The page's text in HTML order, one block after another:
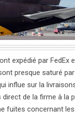
expédié par FedEx
presque saturé
influe sur la
de la firme à la
fuites concernant